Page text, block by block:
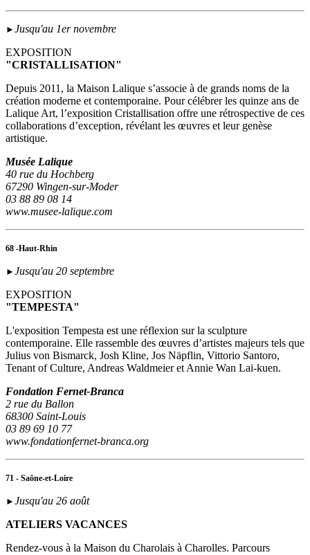
► Jusqu'au 1er novembre
EXPOSITION
"CRISTALLISATION"
Depuis 2011, la Maison Lalique s’associe à de grands noms de la
création moderne et contemporaine. Pour célébrer les quinze ans de
Lalique Art, l’exposition Cristallisation offre une rétrospective de ces
collaborations d’exception, révélant les œuvres et leur genèse
artistique.
Musée Lalique
40 rue du Hochberg
67290 Wingen-sur-Moder
03 88 89 08 14
www.musee-lalique.com
68 -Haut-Rhin
► Jusqu'au 20 septembre
EXPOSITION
"TEMPESTA"
L'exposition Tempesta est une réflexion sur la sculpture
contemporaine. Elle rassemble des œuvres d’artistes majeurs tels que
Julius von Bismarck, Josh Kline, Jos Näpflin, Vittorio Santoro,
Tenant of Culture, Andreas Waldmeier et Annie Wan Lai-kuen.
Fondation Fernet-Branca
2 rue du Ballon
68300 Saint-Louis
03 89 69 10 77
www.fondationfernet-branca.org
71 - Saône-et-Loire
► Jusqu'au 26 août
ATELIERS VACANCES
Rendez-vous à la Maison du Charolais à Charolles. Parcours